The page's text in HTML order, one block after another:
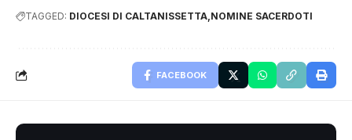
TAGGED: DIOCESI DI CALTANISSETTA NOMINE SACERDOTI
FACEBOOK